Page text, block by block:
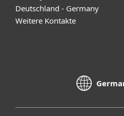
Deutschland - Germany
Weitere Kontakte